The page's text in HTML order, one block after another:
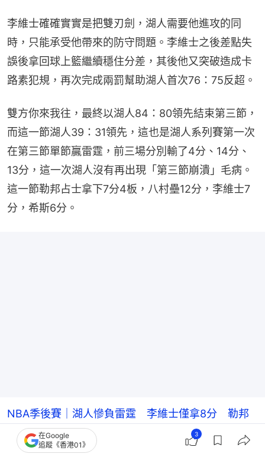
李維士確確實實是把雙刃劍，湖人需要他進攻的同
時，只能承受他帶來的防守問題。李維士之後差點失
誤後拿回球上籃繼續穩住分差，其後他又突破造成卡
路素犯規，再次完成兩罰幫助湖人首次76：75反超。
雙方你來我往，最終以湖人84：80領先結束第三節，
而這一節湖人39：31領先，這也是湖人系列賽第一次
在第三節單節贏雷霆，前三場分別輸了4分、14分、
13分，這一次湖人沒有再出現「第三節崩潰」毛病。
這一節勒邦占士拿下7分4板，八村壘12分，李維士7
分，希斯6分。
NBA季後賽｜湖人慘負雷霆 李維士僅拿8分 勒邦
占士：因當錫不在
在Google
追蹤《香港01》
3